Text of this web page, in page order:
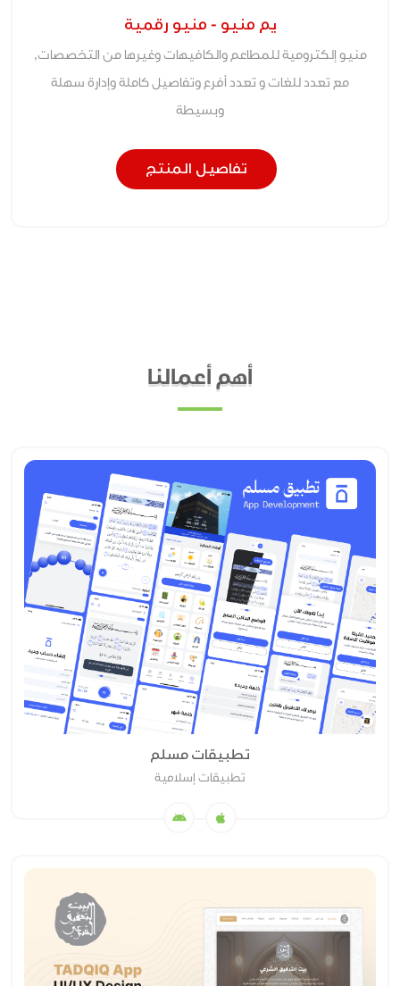
يم منيو - منيو رقمية
منيو إلكترومية للمطاعم والكافيهات وغيرها من التخصصات,
مع تعدد للغات و تعدد أفرع وتفاصيل كاملة وإدارة سهلة
وبسيطة
تفاصيل المنتج
أهم أعمالنا
تطبيقات مسلم
تطبيقات إسلامية